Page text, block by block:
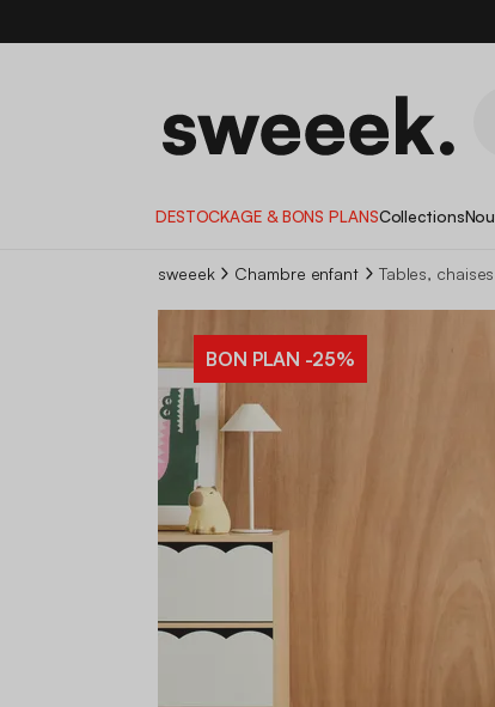
DESTOCKAGE & BONS PLANSCollections
sweeek Chambre enfant Tables,
BON PLAN -25%